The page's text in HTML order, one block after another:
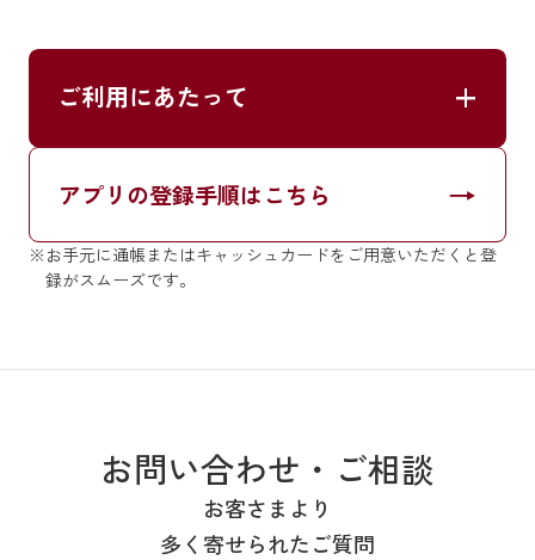
ご利用にあたって
ご利用にあたって +
各種機能について
残高、入出金明細の確認は、むさしのIDの代表口座と
入出金明細は、むさしのIDのユーザー登録日の70日前
の日以降の明細がご覧いただけます。
象です。
ません。
※照会日の翌営業日～3営業日先の引落予定のうち、当
行がデータを受領している引落予定を表示します。
振込の一日の上限金額は20万円です。
アプリの登録手順はこちら →
※お手元に通帳またはキャッシュカードをご用意いただくと登
録がスムーズです。
お問い合わせ・ご相談
お客さまより
多く寄せられたご質問